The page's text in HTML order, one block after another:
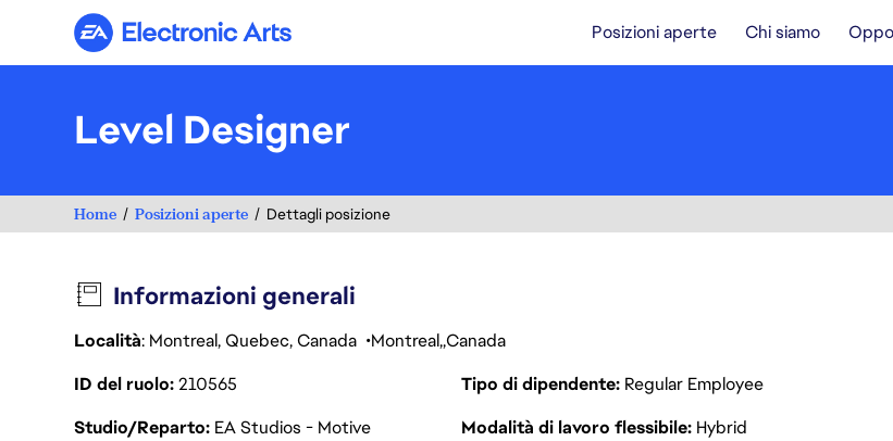
Electronic Arts Posizioni aperte Chi siamo
Level Designer
Home Posizioni aperte Dettagli posizione
Informazioni generali
Località: Montreal, Quebec, Canada Montreal Canada
ID del ruolo210565 Tipo di dipendente Regular Employee
Studio/Reparto EA Studios - Motive
Modalità di lavoro flessibile Hybrid